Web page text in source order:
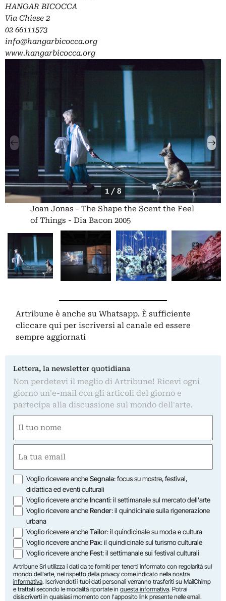
HANGAR BICOCCA
Via Chiese 2
02 66111573
info@hangarbicocca.org
www.hangarbicocca.org
1 / 8
Joan Jonas - The Shape the Scent the Feel
of Things - Dia Bacon 2005
Artribune è anche su Whatsapp. È sufficiente
cliccare qui per iscriversi al canale ed essere
sempre aggiornati
Lettera, la newsletter quotidiana
Non perdetevi il meglio di Artribune! Ricevi ogni
giorno un'e-mail con gli articoli del giorno e
partecipa alla discussione sul mondo dell'arte.
(Obbligatorio)
Nome
(Obbligatorio)
Opzioni
Voglio ricevere ancheSegnala: focus su mostre, festival,
didattica ed eventi culturali
Voglio ricevere ancheIncanti: il settimanale sul mercato dell'arte
Voglio ricevere ancheRender: il quindicinale sulla rigenerazione
urbana
Voglio ricevere ancheTailor: il quindicinale su moda e cultura
Voglio ricevere anchePax: il quindicinale sul turismo culturale
Voglio ricevere ancheFest: il settimanale sui festival culturali
Artribune Srl utilizza i dati da te forniti per tenerti informato con regolarità sul
mondo dell'arte, nel rispetto della privacy come indicato nella nostra
informativa. Iscrivendoti i tuoi dati personali verranno trasferiti su MailChimp
e trattati secondo le modalità riportate in questa informativa. Potrai
disiscriverti in qualsiasi momento con l'apposito link presente nelle email.